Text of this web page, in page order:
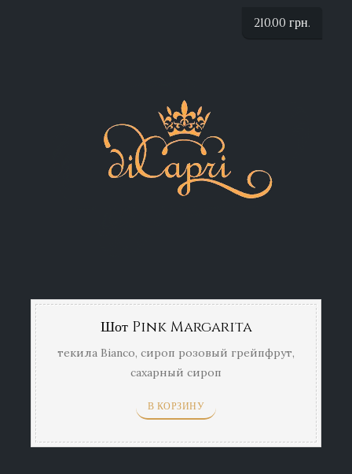
210.00 грн.
Шот Pink Margarita
текила Bianco, сироп розовый грейпфрут,
сахарный сироп
В КОРЗИНУ